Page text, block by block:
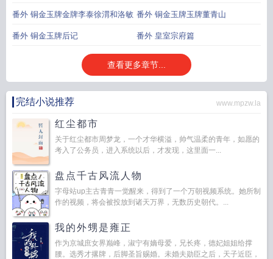
番外 铜金玉牌金牌李泰徐渭和洛敏 番外 铜金玉牌玉牌董青山
番外 铜金玉牌后记 番外 皇室宗府篇
查看更多章节...
完结小说推荐 www.mpzw.la
红尘都市
关于红尘都市周梦龙，一个才华横溢，帅气温柔的青年，如愿的
考入了公务员，进入系统以后，才发现，这里面一...
盘点千古风流人物
字母站up主古青青一觉醒来，得到了一个万朝视频系统。她所制
作的视频，将会被投放到诸天万界，无数历史朝代。...
我的外甥是雍正
作为京城庶女界巅峰，淑宁有嫡母爱，兄长疼，德妃姐姐给撑
腰。选秀才撂牌，后脚圣旨赐婚。未婚夫勋臣之后，天子近臣，